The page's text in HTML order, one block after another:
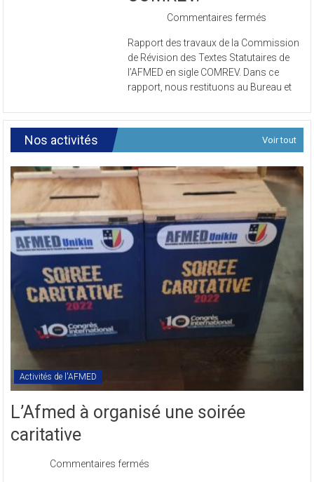
Commentaires fermés
des
travaux
de
la
de
Révision
Textes
Statutaires
de
l’AFMED
en
sigle
COMREV.
Rapport des travaux de la Commission
de Révision des Textes Statutaires de
l’AFMED en sigle COMREV. Dans ce
rapport, nous restituons au Bureau et
Nos activités Voir tout
Activités de l'AFMED
L’Afmed à organisé une soirée
caritative
Commentaires fermés